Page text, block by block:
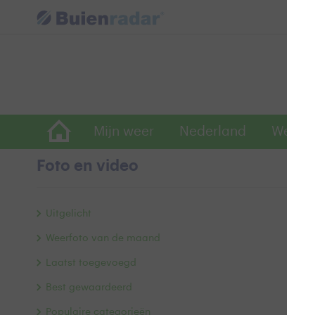
Mijn weer Nederland
Foto en video
Uitgelicht
Weerfoto van de maand
Laatst toegevoegd
Best gewaardeerd
Populaire categorieën